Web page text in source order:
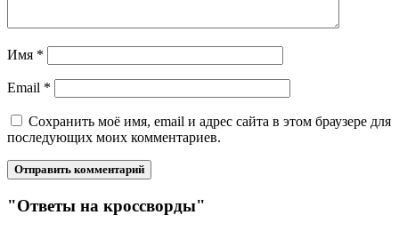
Имя *
Email *
Сохранить моё имя, email и адрес сайта в этом браузере для
последующих моих комментариев.
"Ответы на кроссворды"